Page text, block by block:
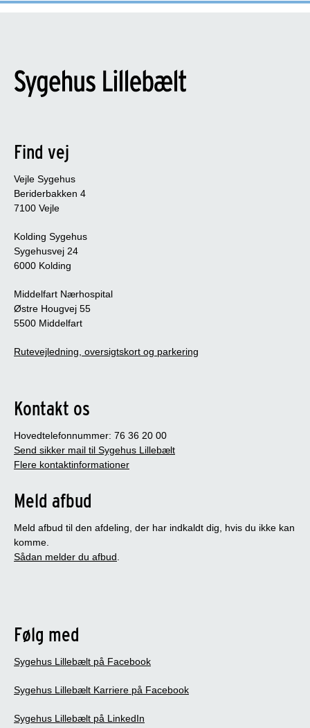
Find vej
Vejle Sygehus
Beriderbakken 4
7100 Vejle
Kolding Sygehus
Sygehusvej 24
6000 Kolding
Middelfart Nærhospital
Østre Hougvej 55
5500 Middelfart
Rutevejledning, oversigtskort og parkering
Kontakt os
Hovedtelefonnummer: 76 36 20 00
Send sikker mail til Sygehus Lillebælt
Flere kontaktinformationer
Meld afbud
Meld afbud til den afdeling, der har indkaldt dig, hvis du ikke kan
komme.
Sådan melder du afbud
Følg med
Sygehus Lillebælt på Facebook
Sygehus Lillebælt Karriere på Facebook
Sygehus Lillebælt på LinkedIn